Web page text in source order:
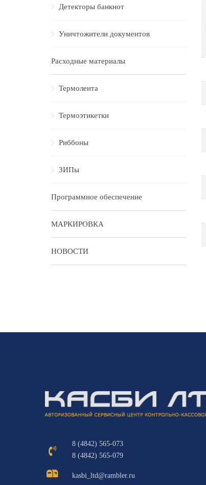
Детекторы банкнот
Уничтожители документов
Расходные материалы
Термолента
Термоэтикетки
Риббоны
ЗИПы
Программное обеспечение
МАРКИРОВКА
НОВОСТИ
8 (4842) 565-073
8 (4842) 565-079
kasbi_ltd@rambler.ru